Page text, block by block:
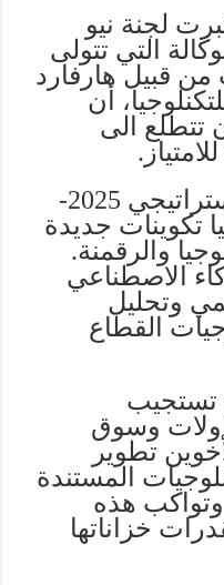
لجنة نيو
التي تتولى
قبيل هارفارد
أن
تتطلع الى
وفي إطار مخططها الاستراتيجي 2025-
تكوينات جديدة
والرقمنة.
الاصطناعي
وتحليل
القطاع
تستجيب
وسوق
تطوير
المستندة
وتواكب هذه
خزاناتها